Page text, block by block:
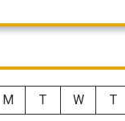
M T W T